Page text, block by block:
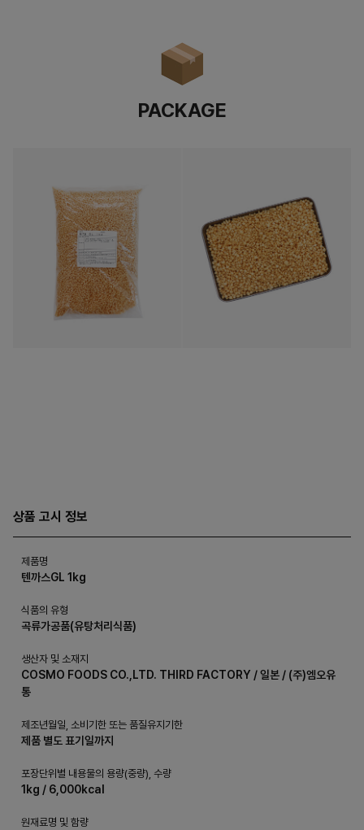
PACKAGE
상품 고시 정보
제품명
텐까스GL 1kg
식품의 유형
곡류가공품(유탕처리식품)
생산자 및 소재지
COSMO FOODS CO.,LTD. THIRD FACTORY / 일본 / (주)엠오유
통
제조년월일, 소비기한 또는 품질유지기한
제품 별도 표기일까지
포장단위별 내용물의 용량(중량), 수량
1kg / 6,000kcal
원재료명 및 함량